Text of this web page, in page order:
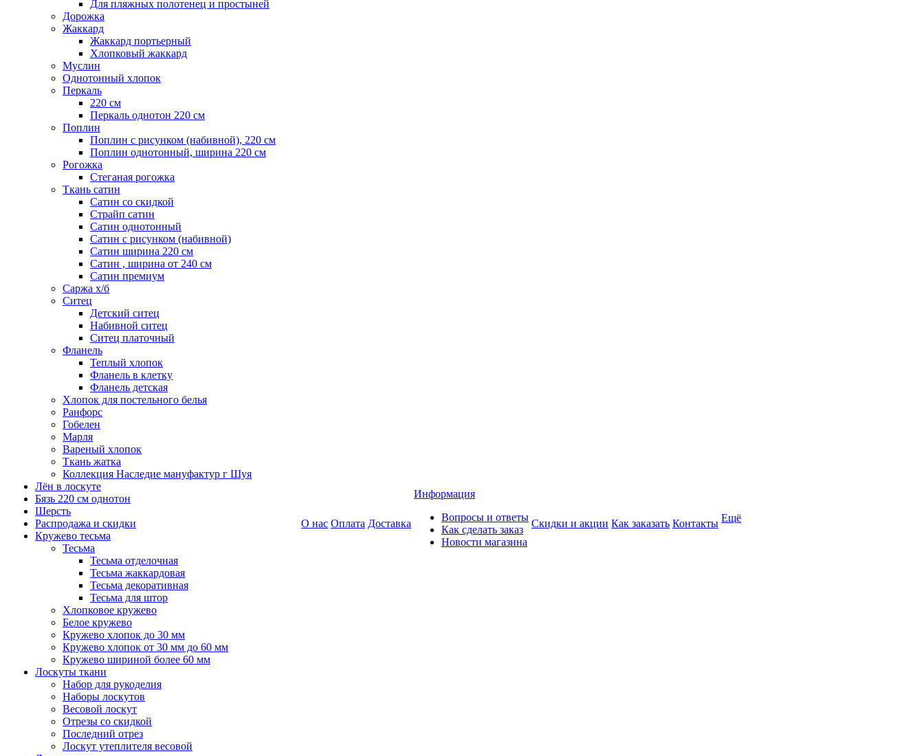
Для пляжных полотенец и простыней
Дорожка
Жаккард
Жаккард портьерный
Хлопковый жаккард
Муслин
Однотонный хлопок
Перкаль
220 см
Перкаль однотон 220 см
Поплин
Поплин с рисунком (набивной), 220 см
Поплин однотонный, ширина 220 см
Рогожка
Стеганая рогожка
Ткань сатин
Сатин со скидкой
Страйп сатин
Сатин однотонный
Сатин с рисунком (набивной)
Сатин ширина 220 см
Сатин , ширина от 240 см
Сатин премиум
Саржа х/б
Ситец
Детский ситец
Набивной ситец
Ситец платочный
Фланель
Теплый хлопок
Фланель в клетку
Фланель детская
Хлопок для постельного белья
Ранфорс
Гобелен
Марля
Вареный хлопок
Ткань жатка
Коллекция Наследие мануфактур г Шуя
Лён в лоскуте
Бязь 220 см однотон
Шерсть
Распродажа и скидки
Кружево тесьма
Тесьма
Тесьма отделочная
Тесьма жаккардовая
Тесьма декоративная
Тесьма для штор
Хлопковое кружево
Белое кружево
Кружево хлопок до 30 мм
Кружево хлопок от 30 мм до 60 мм
Кружево шириной более 60 мм
Лоскуты ткани
Набор для рукоделия
Наборы лоскутов
Весовой лоскут
Отрезы со скидкой
Последний отрез
Лоскут утеплителя весовой
О нас Оплата Доставка
Информация
Вопросы и ответы
Как сделать заказ
Новости магазина
Скидки и акции Как заказать Контакты Ещё